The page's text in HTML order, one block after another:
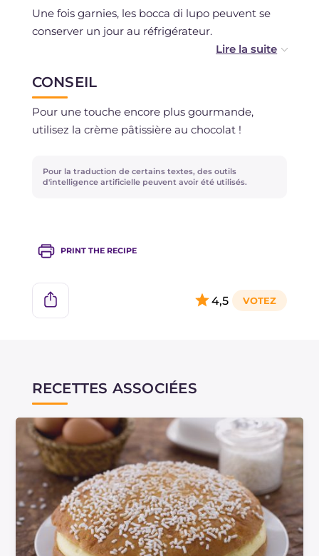
Une fois garnies, les bocca di lupo peuvent se
conserver un jour au réfrigérateur.
CONSEIL
Pour une touche encore plus gourmande,
utilisez la crème pâtissière au chocolat !
Pour la traduction de certains textes, des outils
d'intelligence artificielle peuvent avoir été utilisés.
PRINT THE RECIPE
4,5
RECETTES ASSOCIÉES